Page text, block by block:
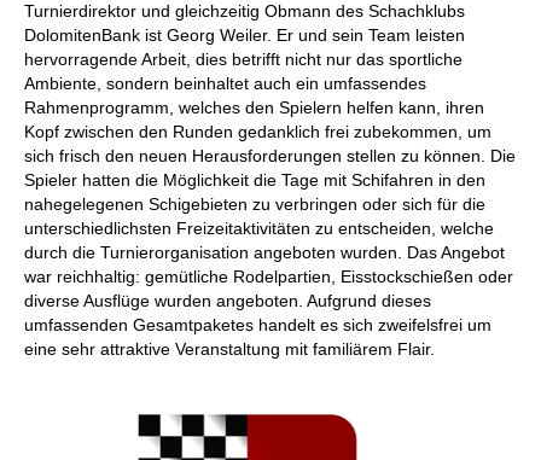
Turnierdirektor und gleichzeitig Obmann des Schachklubs
DolomitenBank ist Georg Weiler. Er und sein Team leisten
hervorragende Arbeit, dies betrifft nicht nur das sportliche
Ambiente, sondern beinhaltet auch ein umfassendes
Rahmenprogramm, welches den Spielern helfen kann, ihren
Kopf zwischen den Runden gedanklich frei zubekommen, um
sich frisch den neuen Herausforderungen stellen zu können. Die
Spieler hatten die Möglichkeit die Tage mit Schifahren in den
nahegelegenen Schigebieten zu verbringen oder sich für die
unterschiedlichsten Freizeitaktivitäten zu entscheiden, welche
durch die Turnierorganisation angeboten wurden. Das Angebot
war reichhaltig: gemütliche Rodelpartien, Eisstockschießen oder
diverse Ausflüge wurden angeboten. Aufgrund dieses
umfassenden Gesamtpaketes handelt es sich zweifelsfrei um
eine sehr attraktive Veranstaltung mit familiärem Flair.